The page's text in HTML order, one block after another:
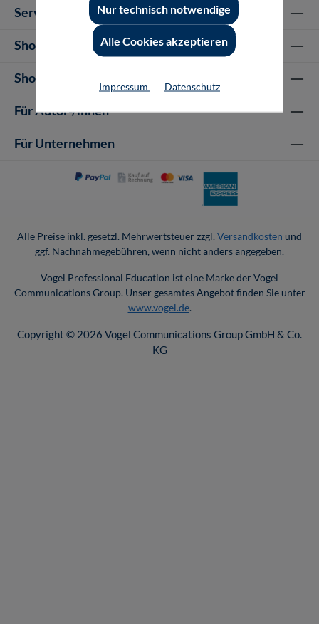
Service-Hotline
Shop Informationen
Shop-Service
Für Autor-/innen
Für Unternehmen
Alle Preise inkl. gesetzl. Mehrwertsteuer zzgl. Versandkosten und
ggf. Nachnahmegebühren, wenn nicht anders angegeben.
Vogel Professional Education ist eine Marke der Vogel
Communications Group. Unser gesamtes Angebot finden Sie unter
www.vogel.de.
Copyright © 2026 Vogel Communications Group GmbH & Co.
KG
Nur technisch notwendige
Alle Cookies akzeptieren
Impressum Datenschutz